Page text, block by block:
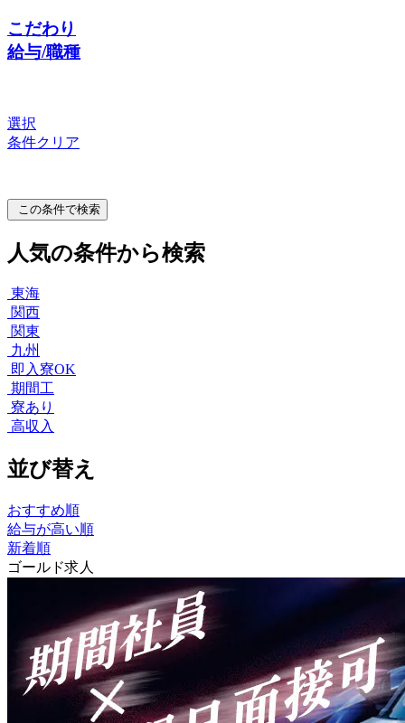
こだわり
給与/職種
選択
条件クリア
この条件で検索
人気の条件から検索
東海
関西
関東
九州
即入寮OK
期間工
寮あり
高収入
並び替え
おすすめ順
給与が高い順
新着順
ゴールド求人